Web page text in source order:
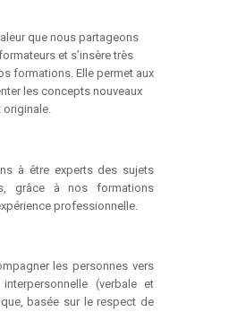
que nous partageons
et s’insère très
formations. Elle permet aux
les concepts nouveaux
originale.
à être experts des sujets
grâce à nos formations
professionnelle.
les personnes vers
(verbale et
basée sur le respect de